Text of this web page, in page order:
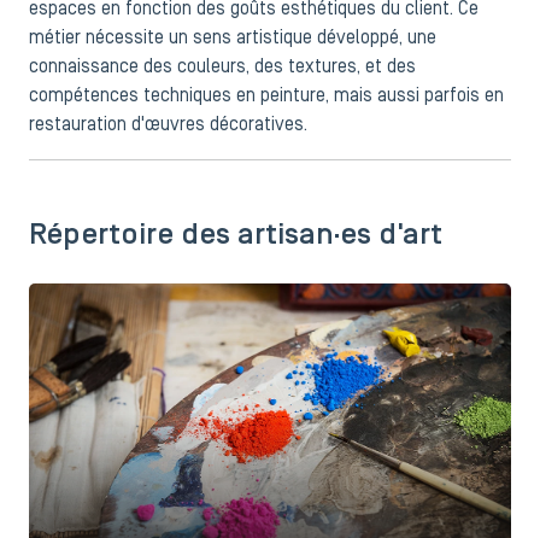
espaces en fonction des goûts esthétiques du client. Ce
métier nécessite un sens artistique développé, une
connaissance des couleurs, des textures, et des
compétences techniques en peinture, mais aussi parfois en
restauration d'œuvres décoratives.
Répertoire des artisan·es d'art